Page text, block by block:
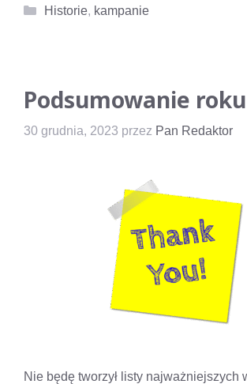
Kategorie
Historie, kampanie
Podsumowanie
30 grudnia, 2023 przez Pan Redaktor
Nie będę tworzył listy najważniejszych